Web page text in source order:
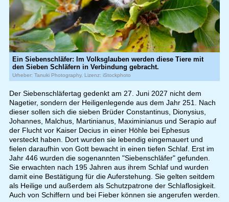
Ein Siebenschläfer: Im Volksglauben werden diese Tiere mit
den Sieben Schläfern in Verbindung gebracht.
Urheber: Tanuki Photography, Lizenz: iStockphoto
Der Siebenschläfertag gedenkt am 27. Juni 2027 nicht dem
Nagetier, sondern der Heiligenlegende aus dem Jahr 251. Nach
dieser sollen sich die sieben Brüder Constantinus, Dionysius,
Johannes, Malchus, Martinianus, Maximinianus und Serapio auf
der Flucht vor Kaiser Decius in einer Höhle bei Ephesus
versteckt haben. Dort wurden sie lebendig eingemauert und
fielen daraufhin von Gott bewacht in einen tiefen Schlaf. Erst im
Jahr 446 wurden die sogenannten "Siebenschläfer" gefunden.
Sie erwachten nach 195 Jahren aus ihrem Schlaf und wurden
damit eine Bestätigung für die Auferstehung. Sie gelten seitdem
als Heilige und außerdem als Schutzpatrone der Schlaflosigkeit.
Auch von Schiffern und bei Fieber können sie angerufen werden.